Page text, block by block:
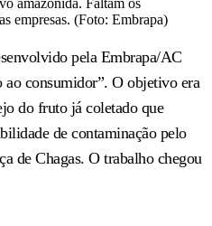
empresas. (Foto: Embrapa)
pela Embrapa/AC
consumidor”. O objetivo era
do fruto já coletado que
de contaminação pelo
de Chagas. O trabalho chegou